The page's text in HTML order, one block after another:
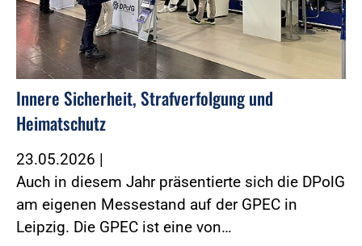
Innere Sicherheit, Strafverfolgung und
Heimatschutz
23.05.2026 |
Auch in diesem Jahr präsentierte sich die DPolG
am eigenen Messestand auf der GPEC in
Leipzig. Die GPEC ist eine von…